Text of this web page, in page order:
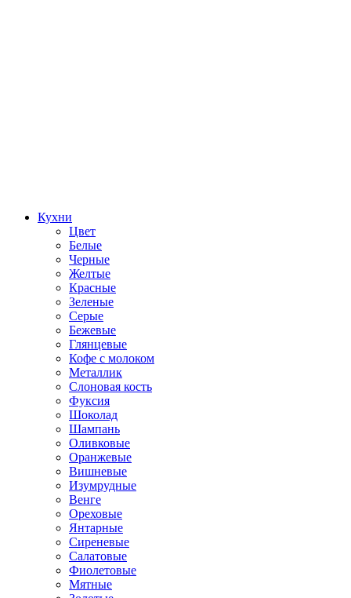
Кухни
Цвет
Белые
Черные
Желтые
Красные
Зеленые
Серые
Бежевые
Глянцевые
Кофе с молоком
Металлик
Слоновая кость
Фуксия
Шоколад
Шампань
Оливковые
Оранжевые
Вишневые
Изумрудные
Венге
Ореховые
Янтарные
Сиреневые
Салатовые
Фиолетовые
Мятные